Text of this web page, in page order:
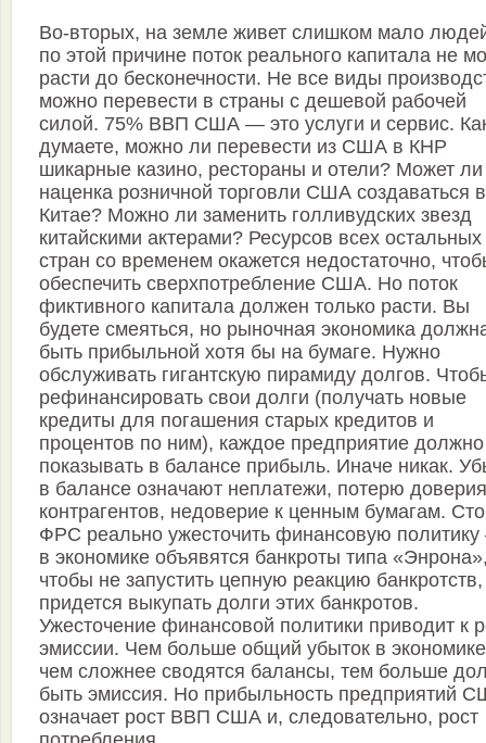
Во-вторых, на земле живет слишком мало
по этой причине поток реального капитала не
расти до бесконечности. Не все виды
можно перевести в страны с дешевой рабочей
силой. 75% ВВП США — это услуги и сервис.
думаете, можно ли перевести из США в КНР
шикарные казино, рестораны и отели? Может ли
наценка розничной торговли США создаваться в
Китае? Можно ли заменить голливудских звезд
китайскими актерами? Ресурсов всех остальных
стран со временем окажется недостаточно,
обеспечить сверхпотребление США. Но поток
фиктивного капитала должен только расти. Вы
будете смеяться, но рыночная экономика
быть прибыльной хотя бы на бумаге. Нужно
обслуживать гигантскую пирамиду долгов.
рефинансировать свои долги (получать новые
кредиты для погашения старых кредитов и
процентов по ним), каждое предприятие должно
показывать в балансе прибыль. Иначе никак.
в балансе означают неплатежи, потерю доверия
контрагентов, недоверие к ценным бумагам.
ФРС реально ужесточить финансовую
в экономике объявятся банкроты типа
чтобы не запустить цепную реакцию банкротств,
придется выкупать долги этих банкротов.
Ужесточение финансовой политики приводит к
эмиссии. Чем больше общий убыток в
чем сложнее сводятся балансы, тем больше
быть эмиссия. Но прибыльность предприятий
означает рост ВВП США и, следовательно, рост